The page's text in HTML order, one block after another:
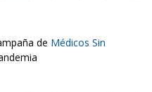
de Médicos Sin